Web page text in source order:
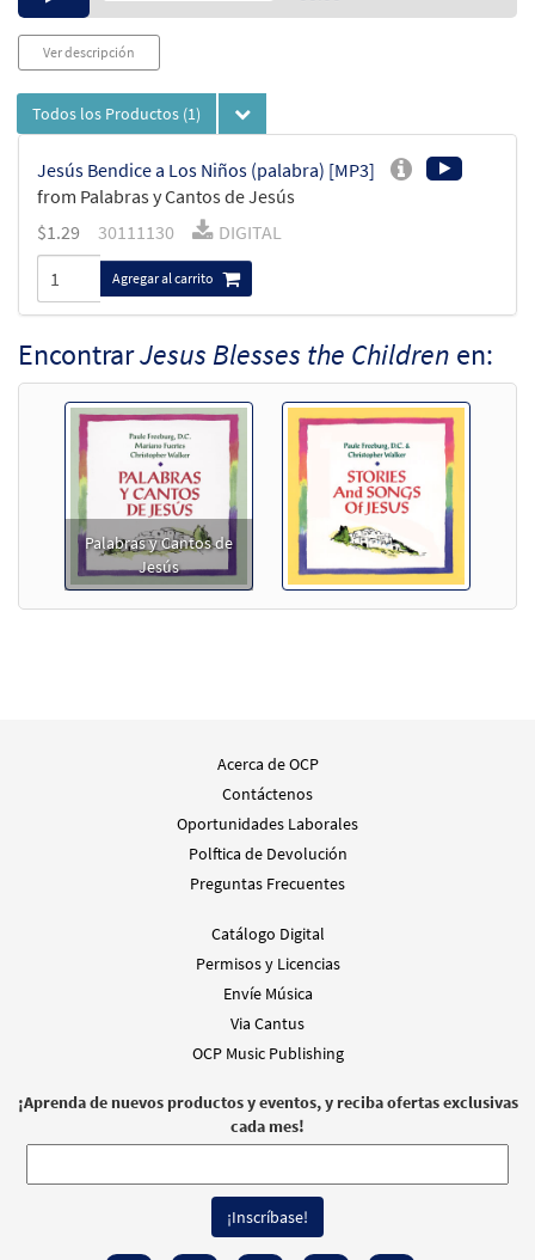
Ver descripción
Todos los Productos (1)
Jesús Bendice a Los Niños (palabra) [MP3]
from Palabras y Cantos de Jesús
$1.29 30111130 DIGITAL
Agregar al carrito
EncontrarJesus Blesses the Children en:
Palabras y Cantos de
Jesús
Acerca de OCP
Contáctenos
Oportunidades Laborales
Polftica de Devolución
Preguntas Frecuentes
Catálogo Digital
Permisos y Licencias
Envíe Música
Via Cantus
OCP Music Publishing
¡Aprenda de nuevos productos y eventos, y reciba ofertas exclusivas
cada mes!